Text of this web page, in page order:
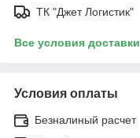
ТК "Джет Логистик"
Все условия доставки
Условия оплаты
Безналиный расчет